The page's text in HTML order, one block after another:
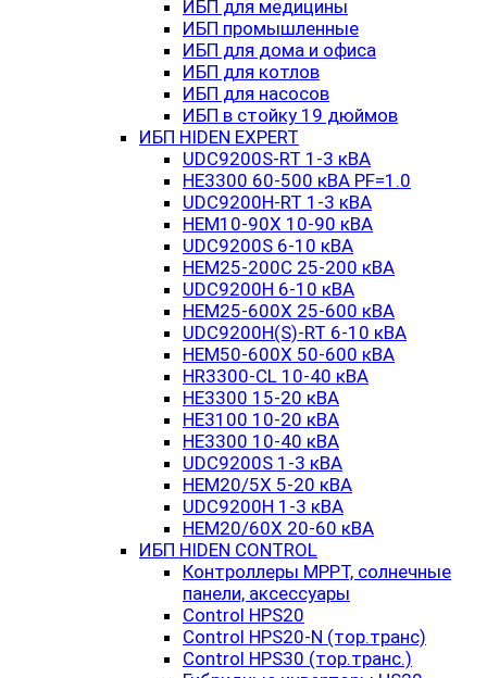
ИБП для медицины
ИБП промышленные
ИБП для дома и офиса
ИБП для котлов
ИБП для насосов
ИБП в стойку 19 дюймов
ИБП HIDEN EXPERT
UDC9200S-RT 1-3 кВА
HE3300 60-500 кВА PF=1.0
UDC9200H-RT 1-3 кВА
HEM10-90X 10-90 кВА
UDC9200S 6-10 кВА
HEM25-200C 25-200 кВА
UDC9200H 6-10 кВА
HEM25-600X 25-600 кВА
UDC9200H(S)-RT 6-10 кВА
HEM50-600X 50-600 кВА
HR3300-CL 10-40 кВА
HE3300 15-20 кВА
HE3100 10-20 кВА
HE3300 10-40 кВА
UDC9200S 1-3 кВА
HEM20/5X 5-20 кВА
UDC9200H 1-3 кВА
HEM20/60X 20-60 кВА
ИБП HIDEN CONTROL
Контроллеры MPPT, солнечные
панели, аксессуары
Control HPS20
Control HPS20-N (тор.транс)
Control HPS30 (тор.транс.)